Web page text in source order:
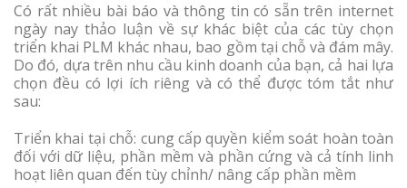
Có rất nhiều bài báo và thông tin có sẵn trên internet
ngày nay thảo luận về sự khác biệt của các tùy chọn
triển khai PLM khác nhau, bao gồm tại chỗ và đám mây.
Do đó, dựa trên nhu cầu kinh doanh của bạn, cả hai lựa
chọn đều có lợi ích riêng và có thể được tóm tắt như
sau:
Triển khai tại chỗ: cung cấp quyền kiểm soát hoàn toàn
đối với dữ liệu, phần mềm và phần cứng và cả tính linh
hoạt liên quan đến tùy chỉnh/ nâng cấp phần mềm